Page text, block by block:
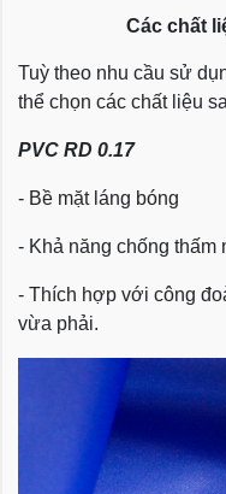
Các chất
Tuỳ theo nhu cầu sử
thể chọn các chất liệu
PVC RD 0.17
- Bề mặt láng bóng
- Khả năng chống
- Thích hợp với công
vừa phải.